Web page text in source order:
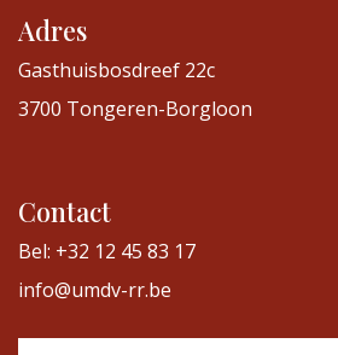
Adres
Gasthuisbosdreef 22c
3700 Tongeren-Borgloon
Contact
Bel: +32 12 45 83 17
info@umdv-rr.be